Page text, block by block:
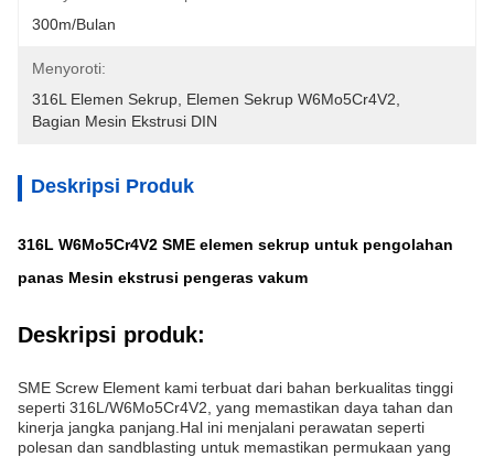
300m/Bulan
Menyoroti:
316L Elemen Sekrup Elemen Sekrup W6Mo5Cr4V2
Bagian Mesin Ekstrusi DIN
Deskripsi Produk
316L W6Mo5Cr4V2 SME elemen sekrup untuk pengolahan
panas Mesin ekstrusi pengeras vakum
Deskripsi produk:
SME Screw Element kami terbuat dari bahan berkualitas tinggi
seperti 316L/W6Mo5Cr4V2, yang memastikan daya tahan dan
kinerja jangka panjang.Hal ini menjalani perawatan seperti
polesan dan sandblasting untuk memastikan permukaan yang